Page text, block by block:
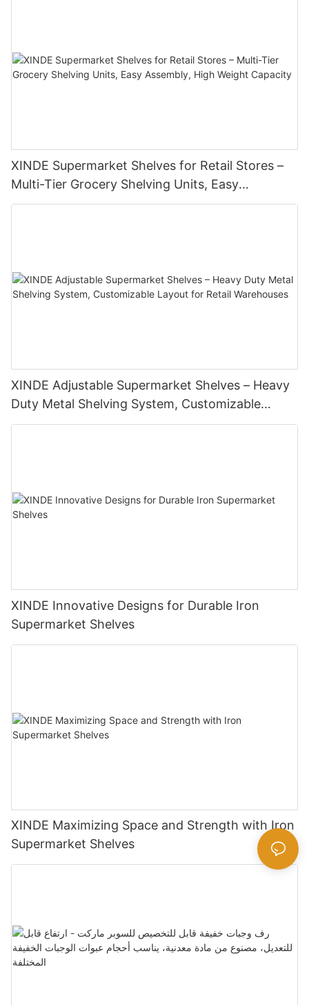
XINDE Supermarket Shelves for Retail Stores –
Multi-Tier Grocery Shelving Units, Easy
Assembly, High Weight Capacity
XINDE Adjustable Supermarket Shelves – Heavy
Duty Metal Shelving System, Customizable
Layout for Retail <000000> Warehouses
XINDE Innovative Designs for Durable Iron
Supermarket Shelves
XINDE Maximizing Space and Strength with Iron
Supermarket Shelves